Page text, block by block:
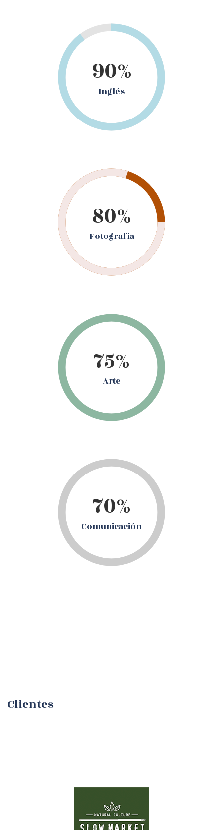
90%
Inglés
80%
Fotografía
75%
Arte
70%
Comunicación
Clientes